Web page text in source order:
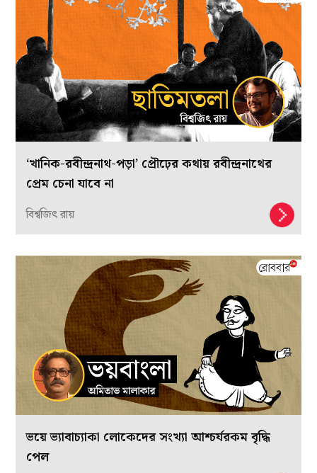
‘খানিক-রবীন্দ্রনাথ-পড়া’ প্রৌঢ়ের কথায় রবীন্দ্রনাথের
প্রেম চেনা যাবে না
বিশ্বজিৎ রায়
ভয়ে ভ্যাবাচ্যাকা লোকেদের সংখ্যা আশ্চর্যরকম বৃদ্ধি
পেল